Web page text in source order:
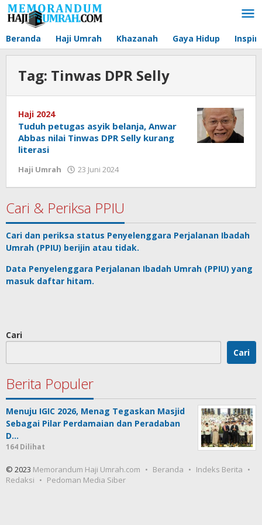
Lewati
ke
Beranda Haji Umrah Khazanah Gaya Hidup
Tag: Tinwas DPR Selly
Haji 2024
Tuduh petugas asyik belanja, Anwar
Abbas nilai Tinwas DPR Selly kurang
literasi
Haji Umrah 23 Juni 2024
Cari & Periksa PPIU
Cari dan periksa status Penyelenggara Perjalanan Ibadah
Umrah (PPIU) berijin atau tidak.
Data Penyelenggara Perjalanan Ibadah Umrah (PPIU) yang
masuk daftar hitam.
Cari
Cari
Berita Populer
Menuju IGIC 2026, Menag Tegaskan Masjid
Sebagai Pilar Perdamaian dan Peradaban
D…
164 Dilihat
© 2023 Memorandum Haji Umrah.com Beranda
Indeks Berita
Redaksi
Pedoman Media Siber